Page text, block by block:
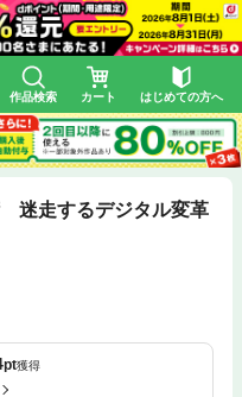
作品検索 カート はじめての方へ
迷走するデジタル変革
pt獲得